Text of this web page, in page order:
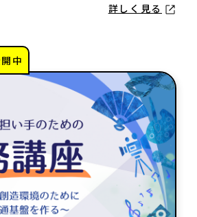
詳しく見る
中